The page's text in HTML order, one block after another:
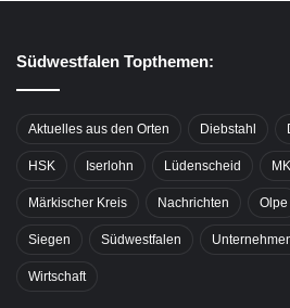
Südwestfalen Topthemen:
Aktuelles aus den Orten Diebstahl
HSK Iserlohn Lüdenscheid
Märkischer Kreis Nachrichten Olpe
Siegen Südwestfalen
Wirtschaft